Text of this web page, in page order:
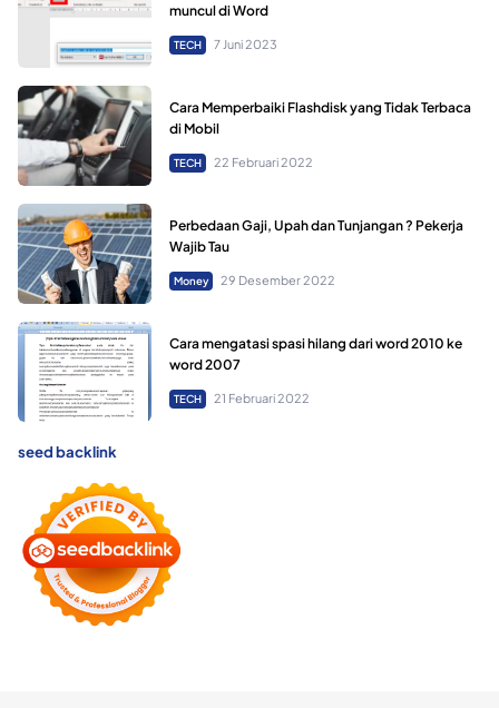
muncul di Word
TECH 7 Juni 2023
Cara Memperbaiki Flashdisk yang Tidak Terbaca
di Mobil
TECH 22 Februari 2022
Perbedaan Gaji, Upah dan Tunjangan ? Pekerja
Wajib Tau
Money 29 Desember 2022
Cara mengatasi spasi hilang dari word 2010 ke
word 2007
TECH 21 Februari 2022
seed backlink